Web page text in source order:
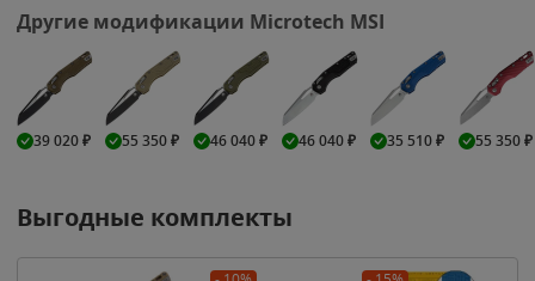
Другие модификации Microtech MSI
39 020₽ 55 350₽ 46 040₽ 46 040₽ 35 510₽ 55 350₽
Выгодные комплекты